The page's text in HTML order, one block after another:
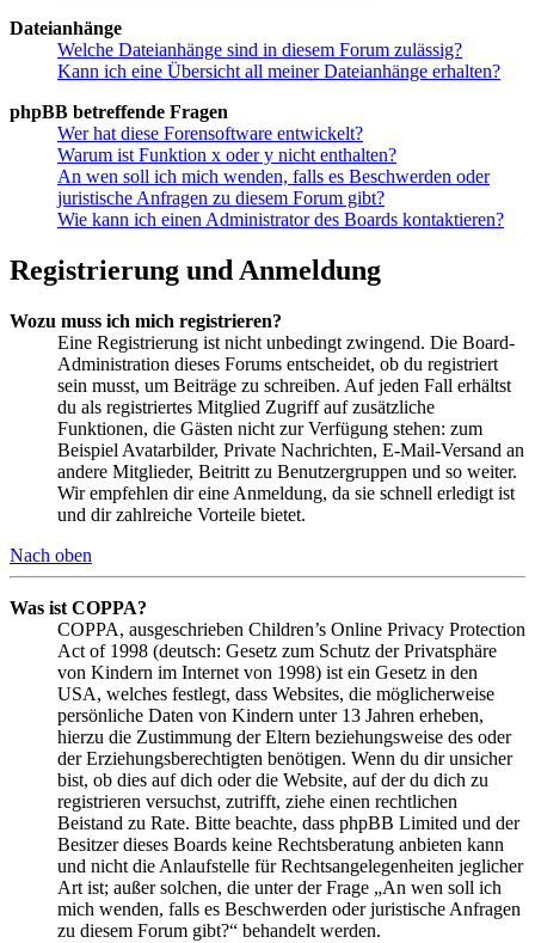
Dateianhänge
Welche Dateianhänge sind in diesem Forum zulässig?
Kann ich eine Übersicht all meiner Dateianhänge erhalten?
phpBB betreffende Fragen
Wer hat diese Forensoftware entwickelt?
Warum ist Funktion x oder y nicht enthalten?
An wen soll ich mich wenden, falls es Beschwerden oder
juristische Anfragen zu diesem Forum gibt?
Wie kann ich einen Administrator des Boards kontaktieren?
Registrierung und Anmeldung
Wozu muss ich mich registrieren?
Eine Registrierung ist nicht unbedingt zwingend. Die Board-
Administration dieses Forums entscheidet, ob du registriert
sein musst, um Beiträge zu schreiben. Auf jeden Fall erhältst
du als registriertes Mitglied Zugriff auf zusätzliche
Funktionen, die Gästen nicht zur Verfügung stehen: zum
Beispiel Avatarbilder, Private Nachrichten, E-Mail-Versand an
andere Mitglieder, Beitritt zu Benutzergruppen und so weiter.
Wir empfehlen dir eine Anmeldung, da sie schnell erledigt ist
und dir zahlreiche Vorteile bietet.
Nach oben
Was ist COPPA?
COPPA, ausgeschrieben Children’s Online Privacy Protection
Act of 1998 (deutsch: Gesetz zum Schutz der Privatsphäre
von Kindern im Internet von 1998) ist ein Gesetz in den
USA, welches festlegt, dass Websites, die möglicherweise
persönliche Daten von Kindern unter 13 Jahren erheben,
hierzu die Zustimmung der Eltern beziehungsweise des oder
der Erziehungsberechtigten benötigen. Wenn du dir unsicher
bist, ob dies auf dich oder die Website, auf der du dich zu
registrieren versuchst, zutrifft, ziehe einen rechtlichen
Beistand zu Rate. Bitte beachte, dass phpBB Limited und der
Besitzer dieses Boards keine Rechtsberatung anbieten kann
und nicht die Anlaufstelle für Rechtsangelegenheiten jeglicher
Art ist; außer solchen, die unter der Frage „An wen soll ich
mich wenden, falls es Beschwerden oder juristische Anfragen
zu diesem Forum gibt?“ behandelt werden.